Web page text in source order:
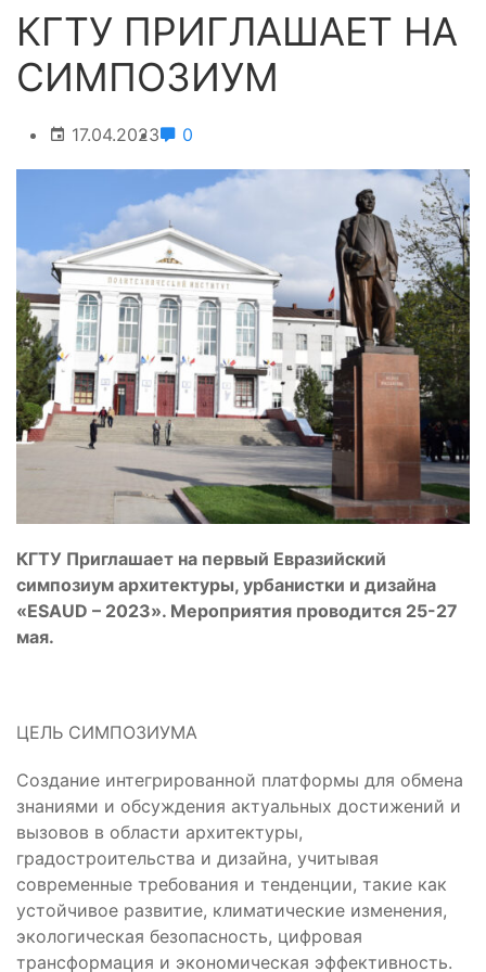
КГТУ ПРИГЛАШАЕТ НА
СИМПОЗИУМ
17.04.2023 0
КГТУ Приглашает на первый Евразийский
симпозиум архитектуры, урбанистки и дизайна
«ESAUD – 2023». Мероприятия проводится 25-27
мая.
ЦЕЛЬ СИМПОЗИУМА
Создание интегрированной платформы для обмена
знаниями и обсуждения актуальных достижений и
вызовов в области архитектуры,
градостроительства и дизайна, учитывая
современные требования и тенденции, такие как
устойчивое развитие, климатические изменения,
экологическая безопасность, цифровая
трансформация и экономическая эффективность.